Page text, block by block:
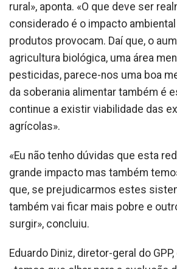
rural», aponta. «O que deve ser
considerado é o impacto
produtos provocam. Daí que, o
agricultura biológica, uma área
pesticidas, parece-nos uma boa
da soberania alimentar também é
continue a existir viabilidade das
agrícolas».
«Eu não tenho dúvidas que esta
grande impacto mas também
que, se prejudicarmos estes
também vai ficar mais pobre e
surgir», concluiu.
Eduardo Diniz, diretor-geral do